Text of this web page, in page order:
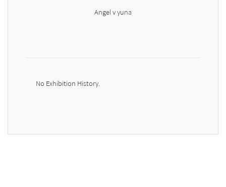
Angel v yuna
No Exhibition History.